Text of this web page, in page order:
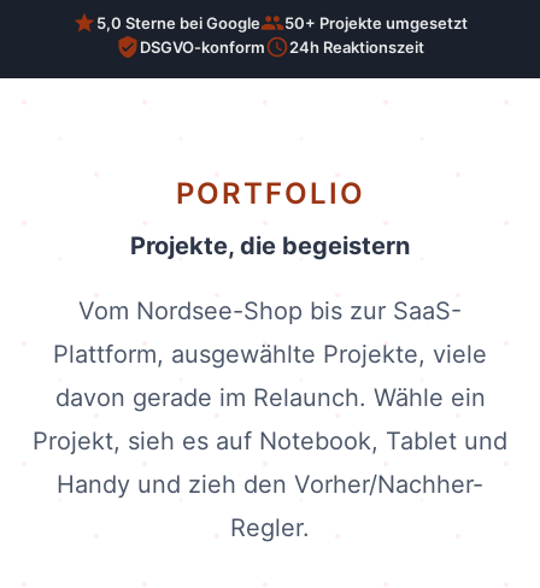
5,0 Sterne bei Google
50+ Projekte umgesetzt
DSGVO-konform
24h Reaktionszeit
PORTFOLIO
Projekte, die begeistern
Vom Nordsee-Shop bis zur SaaS-
Plattform, ausgewählte Projekte, viele
davon gerade im Relaunch. Wähle ein
Projekt, sieh es auf Notebook, Tablet und
Handy und zieh den Vorher/Nachher-
Regler.